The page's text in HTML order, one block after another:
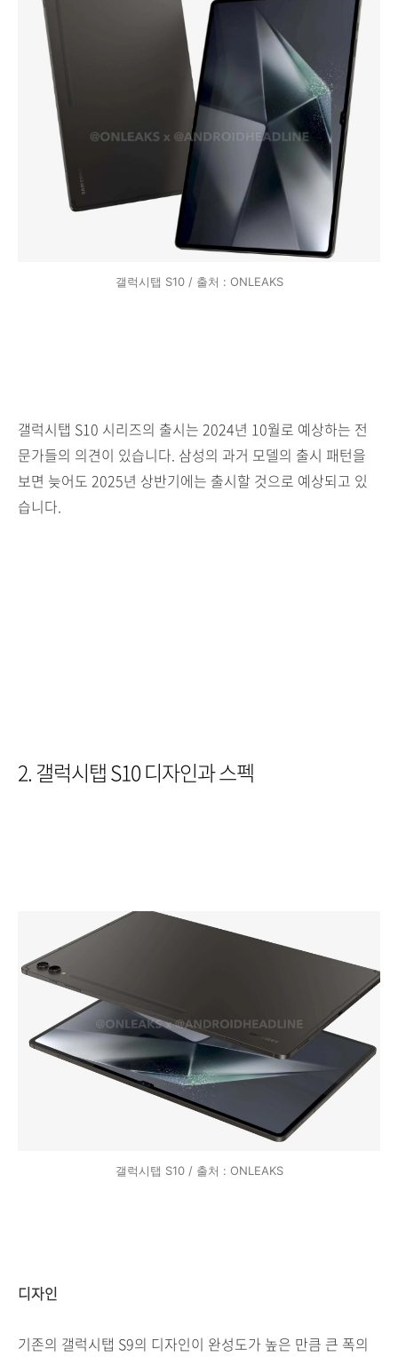
갤럭시탭 S10 / 출처 : ONLEAKS
갤럭시탭 S10 시리즈의 출시는 2024년 10월로 예상하는 전
문가들의 의견이 있습니다. 삼성의 과거 모델의 출시 패턴을
보면 늦어도 2025년 상반기에는 출시할 것으로 예상되고 있
습니다.
2. 갤럭시탭 S10 디자인과 스펙
갤럭시탭 S10 / 출처 : ONLEAKS
디자인
기존의 갤럭시탭 S9의 디자인이 완성도가 높은 만큼 큰 폭의